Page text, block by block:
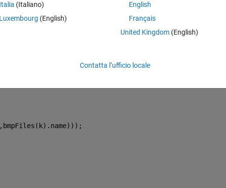
を使った処理で高速化出来ますでしょうか？
。画像取り込み
Italia (Italiano)
Luxembourg (English)
English
Français
United Kingdom(English)
Contatta l’ufficio locale